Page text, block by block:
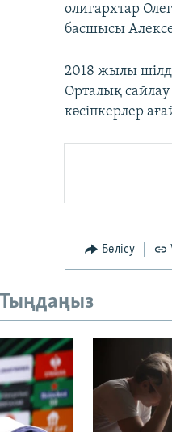
олигархтар
басшысы
2018 жылы
Орталық
кәсіпкерлер
Бөлісу